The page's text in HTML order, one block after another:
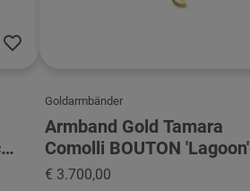
Goldarmbänder
Armband Gold Tamara
Comolli BOUTON 'Lagoon'
€ 3.700,00